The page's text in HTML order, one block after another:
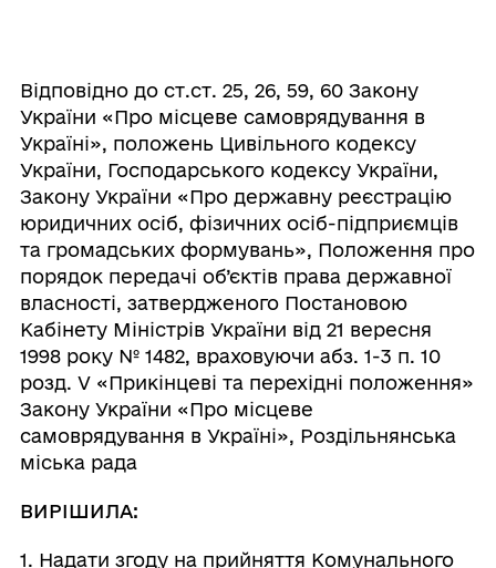
Відповідно до ст.ст. 25, 26, 59, 60 Закону
України «Про місцеве самоврядування в
Україні», положень Цивільного кодексу
України, Господарського кодексу України,
Закону України «Про державну реєстрацію
юридичних осіб, фізичних осіб-підприємців
та громадських формувань», Положення про
порядок передачі об’єктів права державної
власності, затвердженого Постановою
Кабінету Міністрів України від 21 вересня
1998 року № 1482, враховуючи абз. 1-3 п. 10
розд. V «Прикінцеві та перехідні положення»
Закону України «Про місцеве
самоврядування в Україні», Роздільнянська
міська рада
ВИРІШИЛА:
1. Надати згоду на прийняття Комунального